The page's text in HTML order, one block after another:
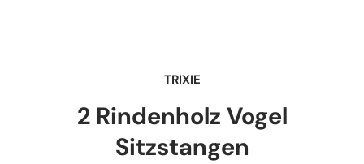
TRIXIE
2 Rindenholz Vogel
Sitzstangen